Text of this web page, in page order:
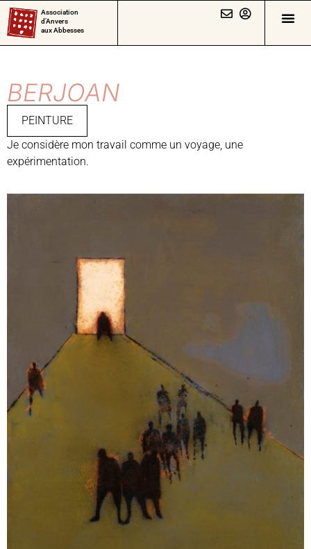
Association
d’Anvers
aux Abbesses
BERJOAN
PEINTURE
Je considère mon travail comme un voyage, une
expérimentation.